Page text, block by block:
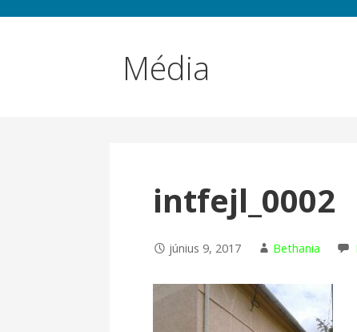
Média
intfejl_0002
június 9, 2017 Bethania